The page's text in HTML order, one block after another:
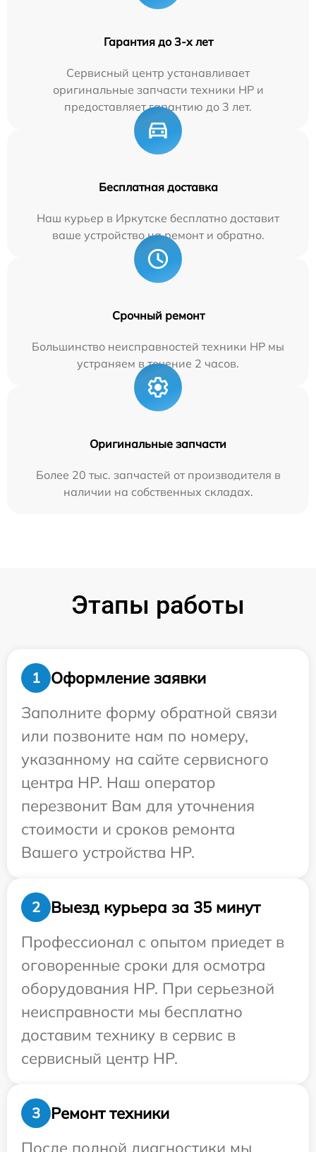
Гарантия до 3-х лет
Сервисный центр устанавливает
оригинальные запчасти техники HP и
предоставляет гарантию до 3 лет.
Бесплатная доставка
Наш курьер в Иркутске бесплатно доставит
ваше устройство на ремонт и обратно.
Срочный ремонт
Большинство неисправностей техники HP мы
устраняем в течение 2 часов.
Оригинальные запчасти
Более 20 тыс. запчастей от производителя в
наличии на собственных складах.
Этапы работы
1
Оформление заявки
Заполните форму обратной связи
или позвоните нам по номеру,
указанному на сайте сервисного
центра HP. Наш оператор
перезвонит Вам для уточнения
стоимости и сроков ремонта
Вашего устройства HP.
2
Выезд курьера за 35 минут
Профессионал с опытом приедет в
оговоренные сроки для осмотра
оборудования HP. При серьезной
неисправности мы бесплатно
доставим технику в сервис в
сервисный центр HP.
3
Ремонт техники
После полной диагностики мы